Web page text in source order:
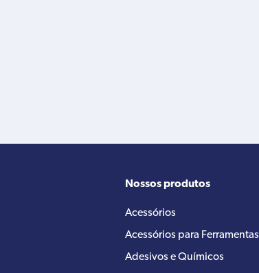
Nossos produtos
Acessórios
Acessórios para Ferramentas
Adesivos e Químicos